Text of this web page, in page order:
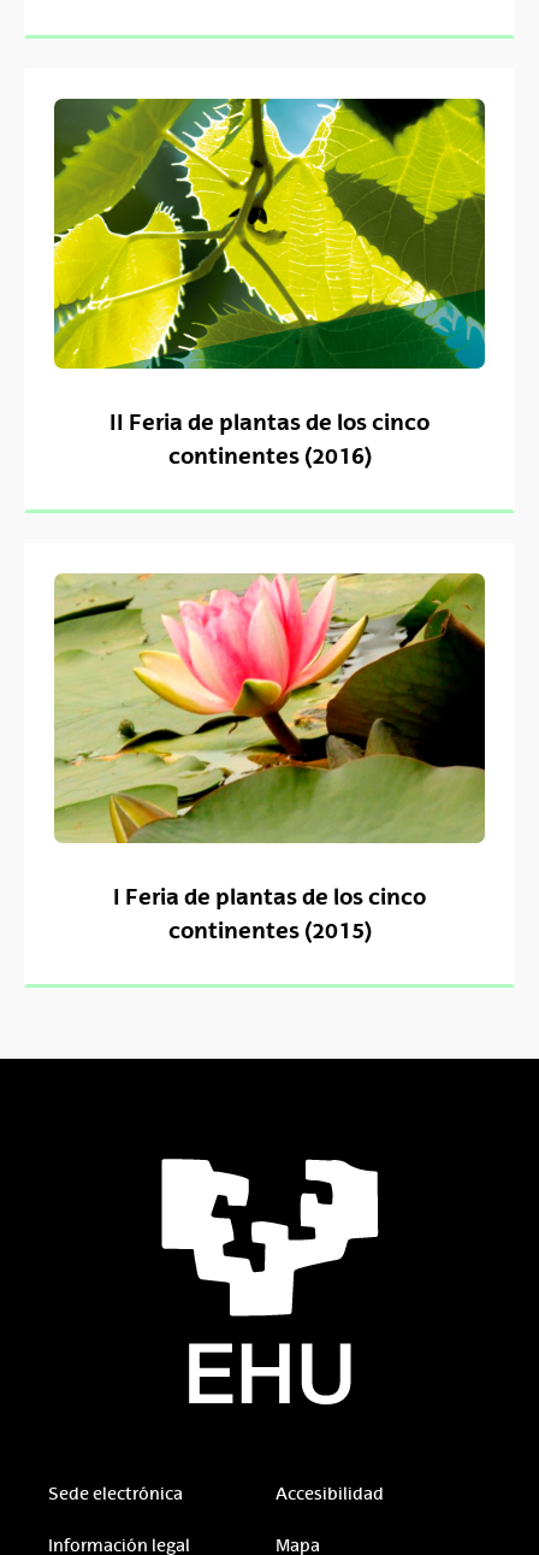
II Feria de plantas de los cinco
continentes (2016)
I Feria de plantas de los cinco
continentes (2015)
Sede electrónica Accesibilidad
Información legal Mapa